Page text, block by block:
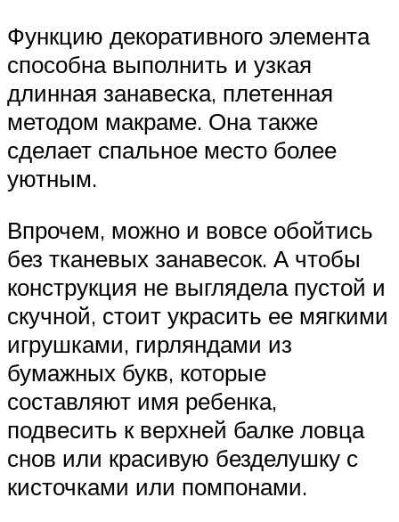
Функцию декоративного элемента
способна выполнить и узкая
длинная занавеска, плетенная
методом макраме. Она также
сделает спальное место более
уютным.
Впрочем, можно и вовсе обойтись
без тканевых занавесок. А чтобы
конструкция не выглядела пустой и
скучной, стоит украсить ее мягкими
игрушками, гирляндами из
бумажных букв, которые
составляют имя ребенка,
подвесить к верхней балке ловца
снов или красивую безделушку с
кисточками или помпонами.